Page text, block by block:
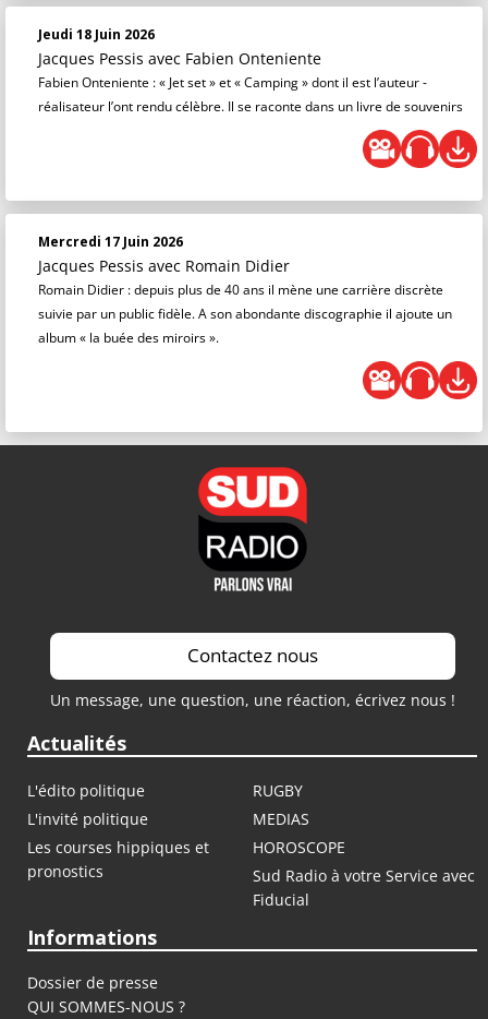
Jeudi 18 Juin 2026
Jacques Pessis avec Fabien Onteniente
Fabien Onteniente : « Jet set » et « Camping » dont il est l’auteur -
réalisateur l’ont rendu célèbre. Il se raconte dans un livre de souvenirs
Mercredi 17 Juin 2026
Jacques Pessis avec Romain Didier
Romain Didier : depuis plus de 40 ans il mène une carrière discrète
suivie par un public fidèle. A son abondante discographie il ajoute un
album « la buée des miroirs ».
Contactez nous
Un message, une question, une réaction, écrivez nous !
Actualités
L'édito politique
RUGBY
L'invité politique
MEDIAS
Les courses hippiques et
pronostics
HOROSCOPE
Sud Radio à votre Service avec
Fiducial
Informations
Dossier de presse
QUI SOMMES-NOUS ?